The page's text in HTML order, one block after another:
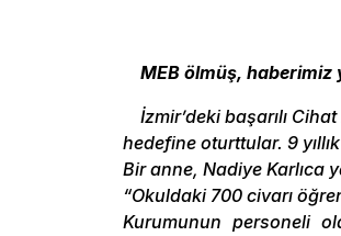
MEB ölmüş, haberimiz
İzmir’deki başarılı
hedefine oturttular. 9
Bir anne, Nadiye Karlıca
“Okuldaki 700 civarı
Kurumunun personeli